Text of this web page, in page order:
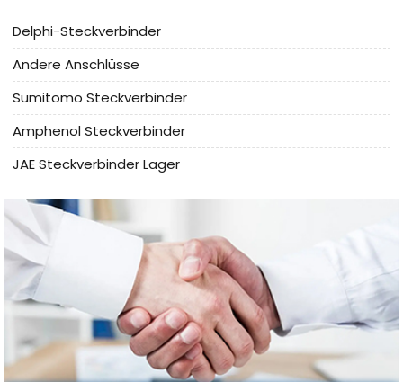
Delphi-Steckverbinder
Andere Anschlüsse
Sumitomo Steckverbinder
Amphenol Steckverbinder
JAE Steckverbinder Lager